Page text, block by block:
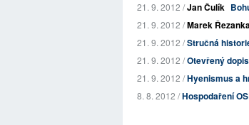
21. 9. 2012 /Jan Čulík
21. 9. 2012 /Marek
21. 9. 2012 /Stručná
21. 9. 2012 /Otevřený
21. 9. 2012 /Hyenismus a
8. 8. 2012 /Hospodaření